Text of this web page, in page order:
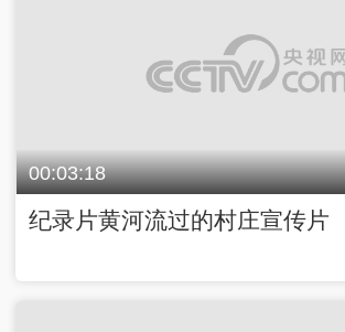
00:03:18
纪录片黄河流过的村庄宣传片